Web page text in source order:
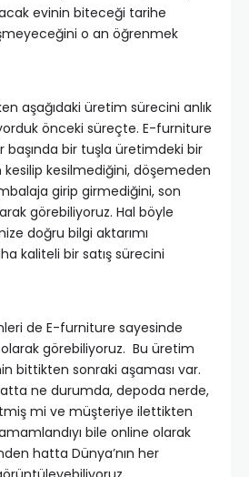
evinin biteceği tarihe
o an öğrenmek
aşağıdaki üretim sürecini anlık
önceki süreçte. E-furniture
başında bir tuşla üretimdeki bir
kesilip kesilmediğini, döşemeden
girip girmediğini, son
görebiliyoruz. Hal böyle
doğru bilgi aktarımı
kaliteli bir satış sürecini
de E-furniture sayesinde
görebiliyoruz. Bu üretim
bittikten sonraki aşaması var.
ne durumda, depoda nerde,
mi ve müşteriye ilettikten
bile online olarak
hatta Dünya’nın her